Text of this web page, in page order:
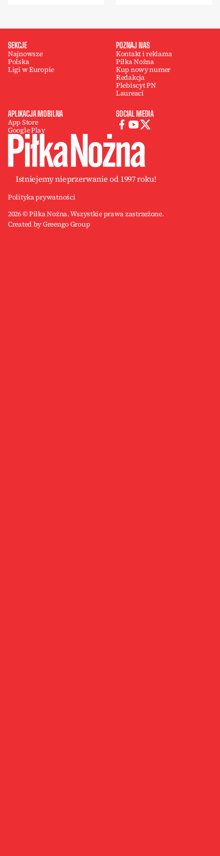
SEKCJE
Najnowsze
Polska
Ligi w Europie
POZNAJ NAS
Kontakt i reklama
Piłka Nożna
Kup nowy numer
Redakcja
Plebiscyt PN
Laureaci
APLIKACJA MOBILNA
App Store
Google Play
SOCIAL MEDIA
Istniejemy nieprzerwanie od 1997 roku!
Polityka prywatności
2026 © Piłka Nożna. Wszystkie prawa zastrzeżone.
Created by Greengo Group